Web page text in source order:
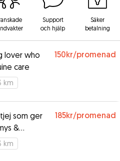
Support
och hjälp
Säker
betalning
lover who
care
150kr/promenad
km
som ger
&
185kr/promenad
km